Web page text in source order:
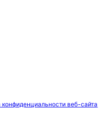
конфиденциальности веб-сайта